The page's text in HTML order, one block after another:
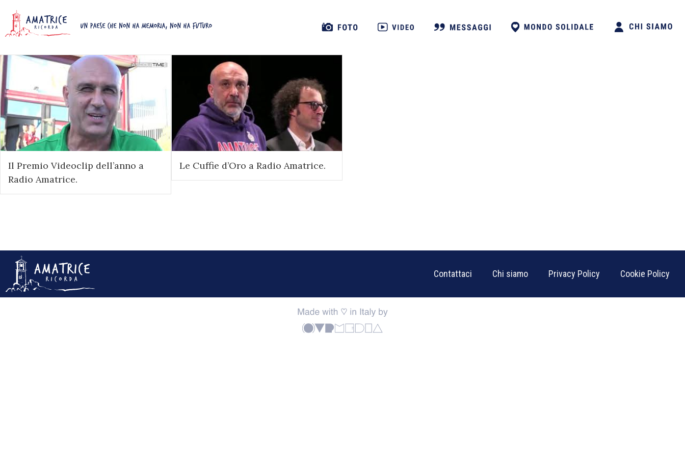
Il Premio Videoclip dell’anno a
Radio Amatrice.
Le Cuffie d’Oro a Radio Amatrice.
Contattaci Chi siamo Privacy Policy Cookie Policy